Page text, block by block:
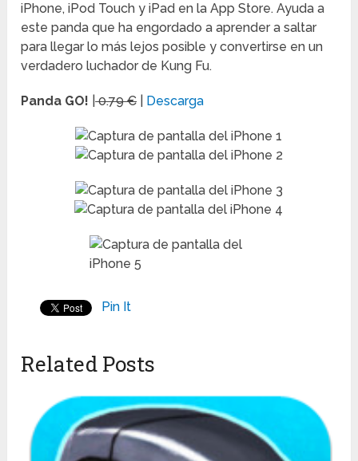
iPhone, iPod Touch y iPad en la App Store. Ayuda a
este panda que ha engordado a aprender a saltar
para llegar lo más lejos posible y convertirse en un
verdadero luchador de Kung Fu.
Panda GO! |0.79 € Descarga
Pin It
Related Posts